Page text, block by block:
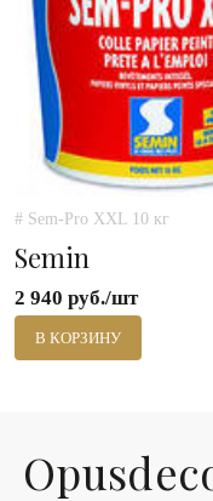
# Sem-Pro XXL 10 кг
Semin
2 940 руб./шт
В КОРЗИНУ